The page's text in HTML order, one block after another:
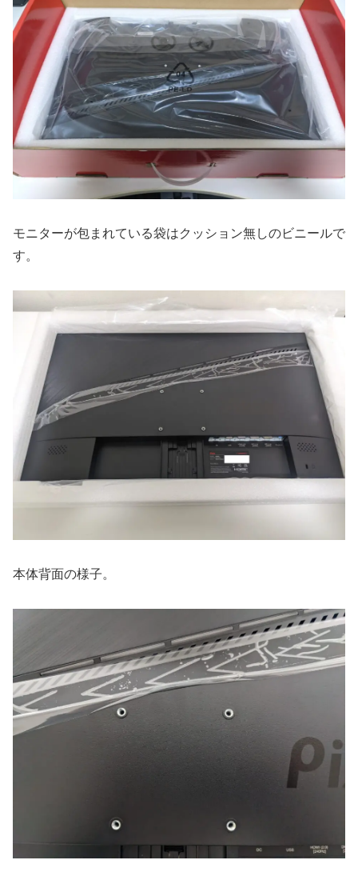
モニターが包まれている袋はクッション無しのビニールで
す。
本体背面の様子。